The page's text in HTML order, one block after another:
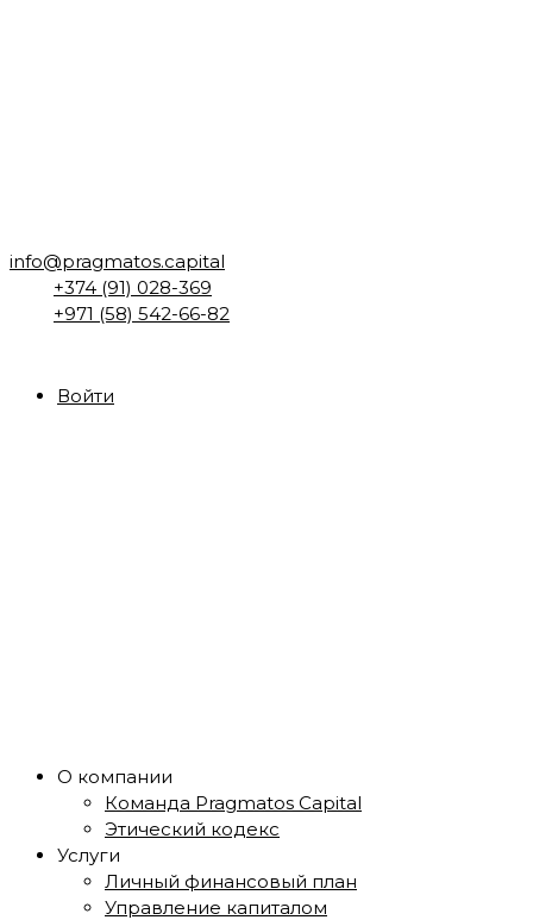
info@pragmatos.capital
+374 (91) 028-369
+971 (58) 542-66-82
Войти
О компании
Команда Pragmatos Capital
Этический кодекс
Услуги
Личный финансовый план
Управление капиталом